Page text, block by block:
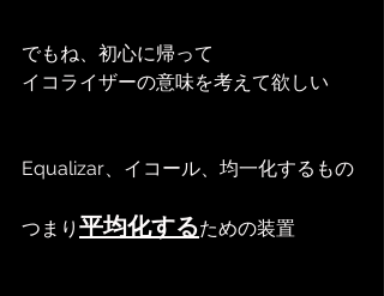
でもね、初心に帰って
イコライザーの意味を考えて欲しい
Equalizar、イコール、均一化するもの
つまり 平均化するための装置